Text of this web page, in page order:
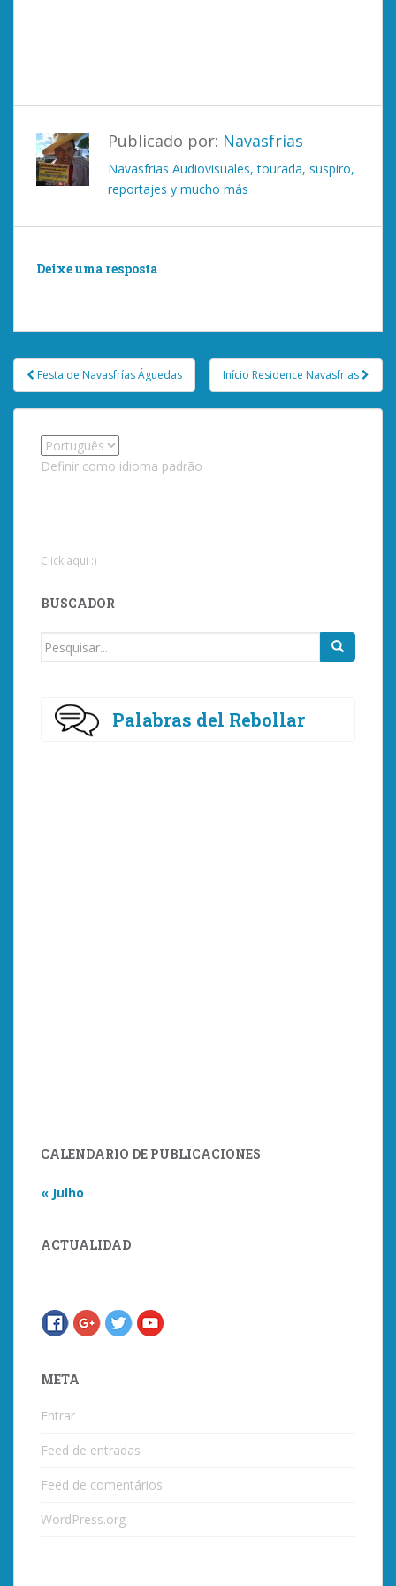
Publicado por: Navasfrias
Navasfrias Audiovisuales, tourada, suspiro,
reportajes y mucho más
Deixe uma resposta
Post
navigation
Festa de Navasfrías Águedas Início Residence Navasfrias
Definir como idioma padrão
Click aqui :)
BUSCADOR
Procurar
Palabras del Rebollar
CALENDARIO DE PUBLICACIONES
« Julho
ACTUALIDAD
META
Entrar
Feed de entradas
Feed de comentários
WordPress.org